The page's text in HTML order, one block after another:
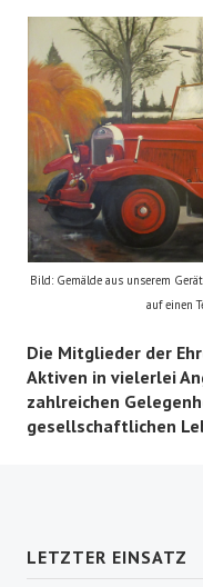
EHRENABTEILUNG
NOTRUF 112
Bild: Gemälde aus unserem
auf einen
Die Mitglieder der
Aktiven in vielerlei
zahlreichen
gesellschaftlichen
LETZTER EINSATZ